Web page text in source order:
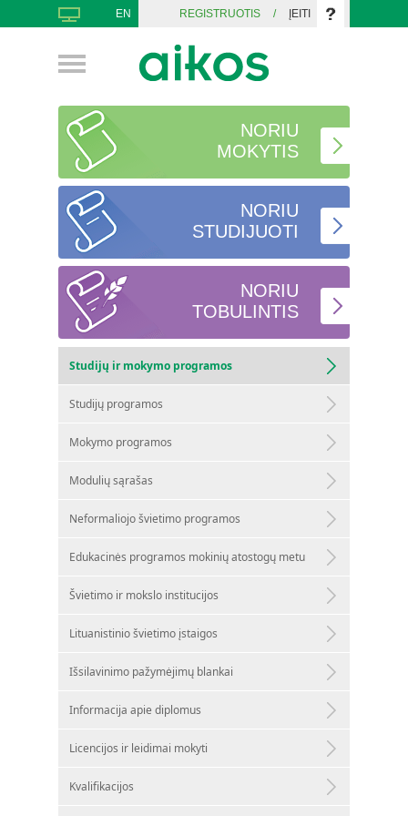
EN REGISTRUOTIS / ĮEITI
NORIU
MOKYTIS
NORIU
STUDIJUOTI
NORIU
TOBULINTIS
Studijų ir mokymo programos
Studijų programos
Mokymo programos
Modulių sąrašas
Neformaliojo švietimo programos
Edukacinės programos mokinių atostogų metu
Švietimo ir mokslo institucijos
Lituanistinio švietimo įstaigos
Išsilavinimo pažymėjimų blankai
Informacija apie diplomus
Licencijos ir leidimai mokyti
Kvalifikacijos